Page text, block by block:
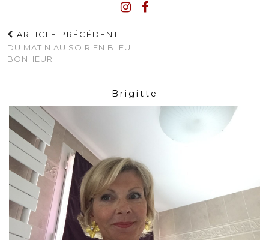
ARTICLE PRÉCÉDENT
DU MATIN AU SOIR EN BLEU
BONHEUR
Brigitte